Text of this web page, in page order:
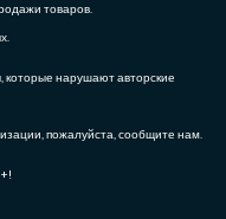
товаров.
нарушают авторские
пожалуйста, сообщите нам.